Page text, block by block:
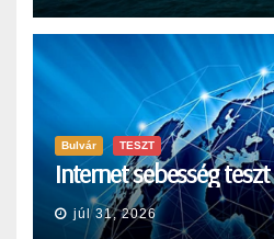
Bulvár TESZT
Internet sebesség teszt
júl 31, 2026